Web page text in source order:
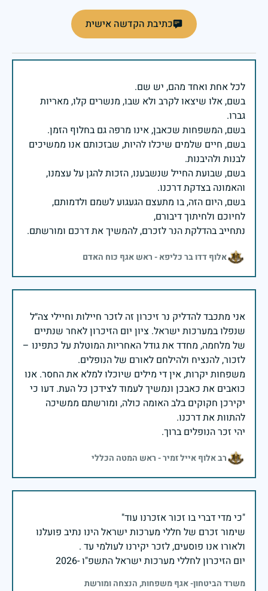
כתיבת הקדשה אישית
בשם, אלו שיצאו לקרב ולא שבו, מנשרים קלו, מאריות
בשם, חיים שלמים שיכלו להיות, שבזכותם אנו ממשיכים
בשם, שבועת החייל שנשבענו, הזכות להגן על עצמנו,
בשם, היום הזה, בו מתעצם הגעגוע לשמם ולדמותם,
נתחייב בהדלקת הנר לזכרם, להמשיך את דרכם ומורשתם.
אלוף דדו בר כליפא - ראש אגף כוח האדם
אני מתכבד להדליק נר זיכרון זה לזכר חיילות וחיילי צה״ל
שנפלו במערכות ישראל. ציון יום הזיכרון לאחר שנתיים
של מלחמה, מחדד את גודל האחריות המוטלת על כתפינו –
משפחות יקרות, אין די מילים שיוכלו למלא את החסר. אנו
כואבים את כאבכן ונמשיך לעמוד לצידכן כל העת. דעו כי
יקירכן חקוקים בלב האומה כולה, ומורשתם ממשיכה
יהי זכר הנופלים ברוך.
רב אלוף אייל זמיר - ראש המטה הכללי
שימור זכרם של חללי מערכות ישראל הינו נתיב פועלנו
יום הזיכרון לחללי מערכות ישראל התשפ"ו -2026
משרד הביטחון- אגף משפחות, הנצחה ומורשת